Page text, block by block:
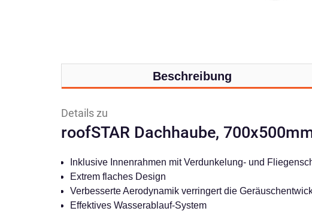
Beschreibung
Details zu
roofSTAR Dachhaube,
Inklusive Innenrahmen mit Verdunkelung- und
Extrem flaches Design
Verbesserte Aerodynamik verringert die
Effektives Wasserablauf-System